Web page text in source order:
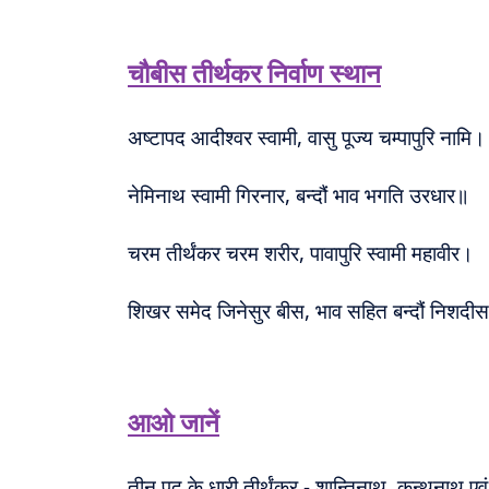
चौबीस तीर्थकर निर्वाण स्थान
अष्टापद आदीश्वर स्वामी, वासु पूज्य चम्पापुरि नामि।
नेमिनाथ स्वामी गिरनार, बन्दौं भाव भगति उरधार॥
चरम तीर्थंकर चरम शरीर, पावापुरि स्वामी महावीर।
शिखर समेद जिनेसुर बीस, भाव सहित बन्दौं
आओ जानें